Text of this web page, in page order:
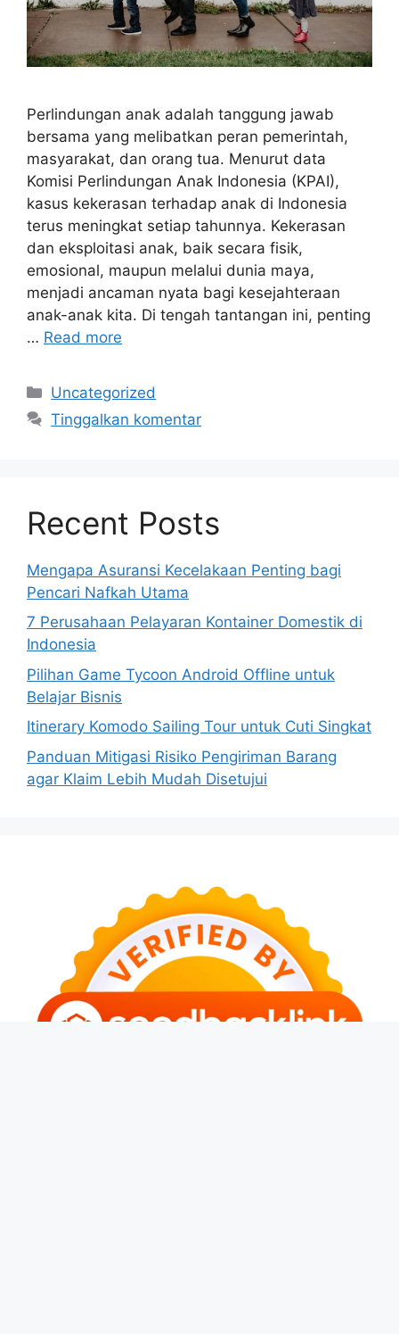
Perlindungan anak adalah tanggung jawab
bersama yang melibatkan peran pemerintah,
masyarakat, dan orang tua. Menurut data
Komisi Perlindungan Anak Indonesia (KPAI),
kasus kekerasan terhadap anak di Indonesia
terus meningkat setiap tahunnya. Kekerasan
dan eksploitasi anak, baik secara fisik,
emosional, maupun melalui dunia maya,
menjadi ancaman nyata bagi kesejahteraan
anak-anak kita. Di tengah tantangan ini, penting
… Read more
Kategori
Uncategorized
Tinggalkan komentar
Recent Posts
Mengapa Asuransi Kecelakaan Penting bagi
Pencari Nafkah Utama
7 Perusahaan Pelayaran Kontainer Domestik di
Indonesia
Pilihan Game Tycoon Android Offline untuk
Belajar Bisnis
Itinerary Komodo Sailing Tour untuk Cuti Singkat
Panduan Mitigasi Risiko Pengiriman Barang
agar Klaim Lebih Mudah Disetujui